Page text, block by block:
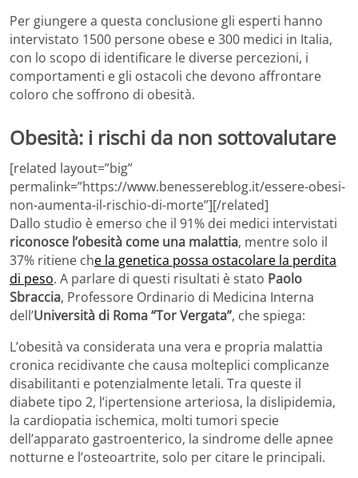
Per giungere a questa conclusione gli esperti hanno
intervistato 1500 persone obese e 300 medici in Italia,
con lo scopo di identificare le diverse percezioni, i
comportamenti e gli ostacoli che devono affrontare
coloro che soffrono di obesità.
Obesità: i rischi da non sottovalutare
[related layout=”big”
permalink=”https://www.benessereblog.it/essere-obesi-
non-aumenta-il-rischio-di-morte”][/related]
Dallo studio è emerso che il 91% dei medici intervistati
riconosce l’obesità come una malattia, mentre solo il
37% ritiene che la genetica possa ostacolare la perdita
di peso. A parlare di questi risultati è stato Paolo
Sbraccia, Professore Ordinario di Medicina Interna
dell’Università di Roma “Tor Vergata”, che spiega:
L’obesità va considerata una vera e propria malattia
cronica recidivante che causa molteplici complicanze
disabilitanti e potenzialmente letali. Tra queste il
diabete tipo 2, l’ipertensione arteriosa, la dislipidemia,
la cardiopatia ischemica, molti tumori specie
dell’apparato gastroenterico, la sindrome delle apnee
notturne e l’osteoartrite, solo per citare le principali.